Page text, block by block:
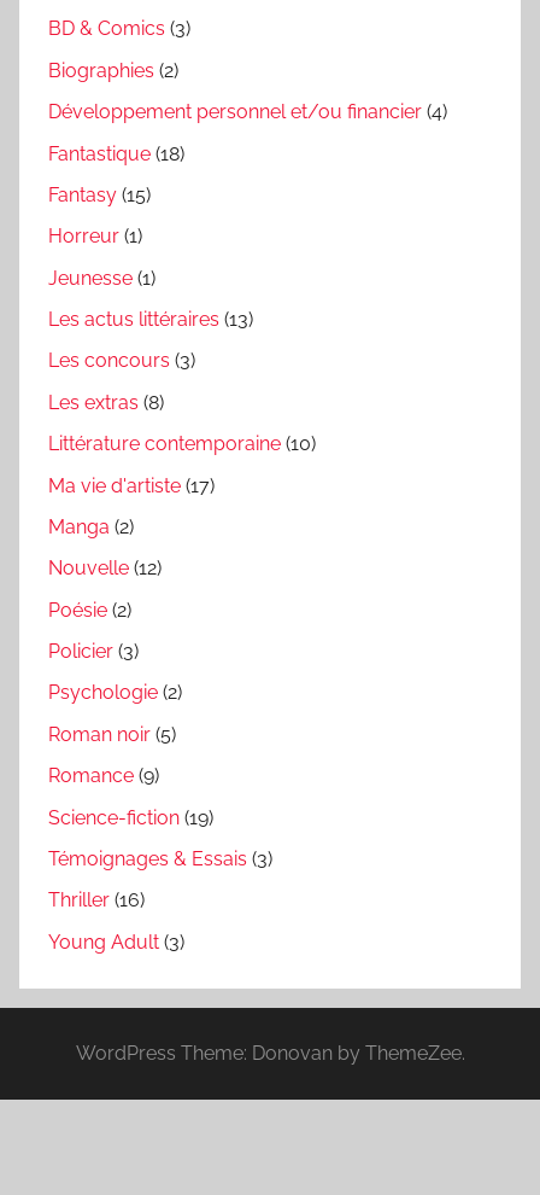
BD & Comics (3)
Biographies (2)
Développement personnel et/ou financier (4)
Fantastique (18)
Fantasy (15)
Horreur (1)
Jeunesse (1)
Les actus littéraires (13)
Les concours (3)
Les extras (8)
Littérature contemporaine (10)
Ma vie d'artiste (17)
Manga (2)
Nouvelle (12)
Poésie (2)
Policier (3)
Psychologie (2)
Roman noir (5)
Romance (9)
Science-fiction (19)
Témoignages & Essais (3)
Thriller (16)
Young Adult (3)
WordPress Theme: Donovan by ThemeZee.